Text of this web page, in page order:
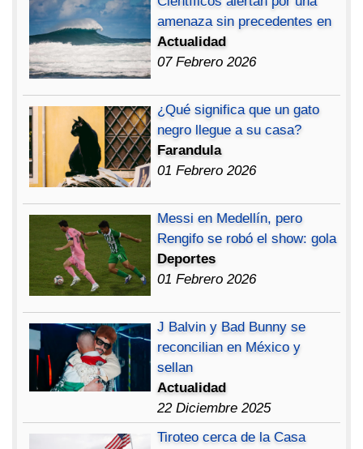
amenaza sin precedentes en
Actualidad
07 Febrero 2026
¿Qué significa que un gato
negro llegue a su casa?
Farandula
01 Febrero 2026
Messi en Medellín, pero
Rengifo se robó el show: gola
Deportes
01 Febrero 2026
J Balvin y Bad Bunny se
reconcilian en México y
sellan
Actualidad
22 Diciembre 2025
Tiroteo cerca de la Casa